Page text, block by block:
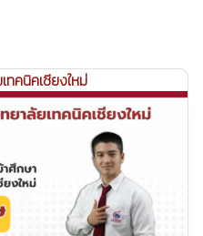
ทคนิคเชียงใหม่